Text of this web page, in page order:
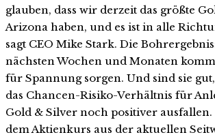
glauben, dass wir derzeit das größte
Arizona haben, und es ist in alle
sagt CEO Mike Stark. Die
nächsten Wochen und Monaten
für Spannung sorgen. Und sind sie
das Chancen-Risiko-Verhältnis für
Gold & Silver noch positiver ausfallen.
dem Aktienkurs aus der aktuellen